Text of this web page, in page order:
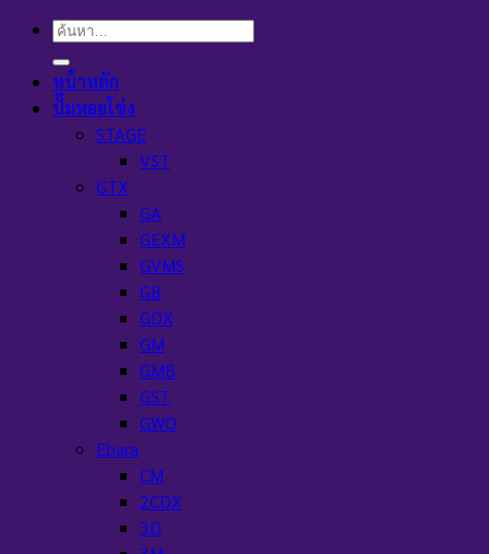
ค้นหา:
หน้าหลัก
ปั๊มหอยโข่ง
STAGE
VST
GTX
GA
GEXM
GVMS
GB
GDX
GM
GMB
GST
GWO
Ebara
CM
2CDX
3D